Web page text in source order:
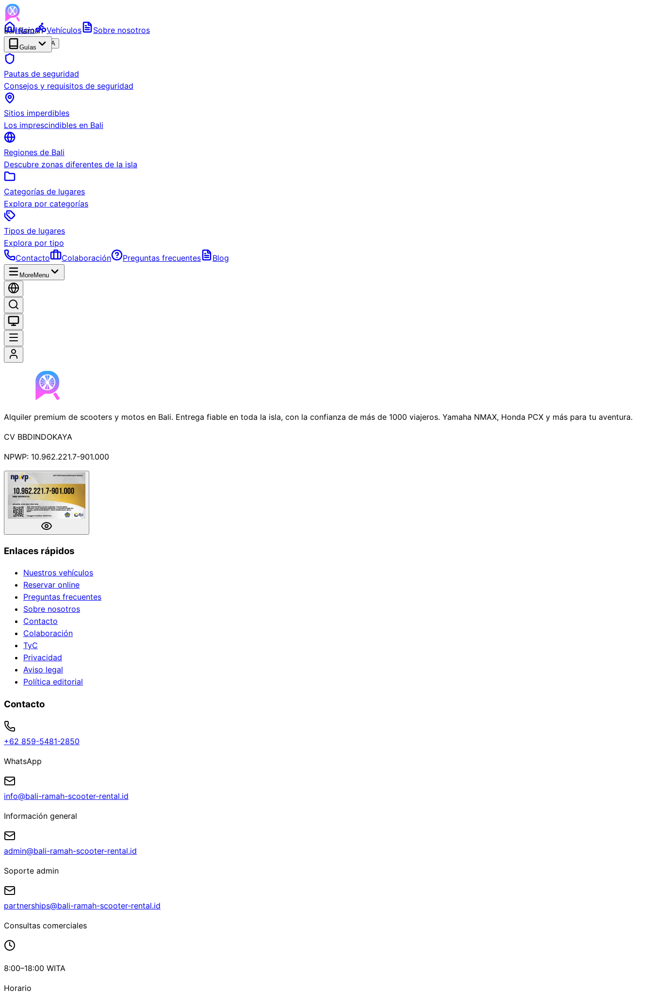
Bali Ramah
RENTAL BETA
Inicio Vehículos Sobre nosotros
Guías
Pautas de seguridad
Consejos y requisitos de seguridad
Sitios imperdibles
Los imprescindibles en Bali
Regiones de Bali
Descubre zonas diferentes de la isla
Categorías de lugares
Explora por categorías
Tipos de lugares
Explora por tipo
Contacto
Colaboración Preguntas frecuentes Blog
MoreMenu
Alquiler premium de scooters y motos en Bali. Entrega fiable en toda la isla, con la confianza de más de 1000 viajeros. Yamaha NMAX, Honda PCX y más para tu aventura.
CV BBDINDOKAYA
NPWP: 10.962.221.7-901.000
Enlaces rápidos
Nuestros vehículos
Reservar online
Preguntas frecuentes
Sobre nosotros
Contacto
Colaboración
TyC
Privacidad
Aviso legal
Política editorial
Contacto
+62 859-5481-2850
WhatsApp
info@bali-ramah-scooter-rental.id
Información general
admin@bali-ramah-scooter-rental.id
Soporte admin
partnerships@bali-ramah-scooter-rental.id
Consultas comerciales
8:00–18:00 WITA
Horario